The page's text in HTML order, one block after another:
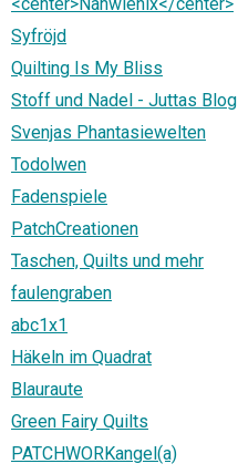
Syfröjd
Quilting Is My Bliss
Stoff und Nadel - Juttas Blog
Svenjas Phantasiewelten
Todolwen
Fadenspiele
PatchCreationen
Taschen, Quilts und mehr
faulengraben
abc1x1
Häkeln im Quadrat
Blauraute
Green Fairy Quilts
PATCHWORKangel(a)